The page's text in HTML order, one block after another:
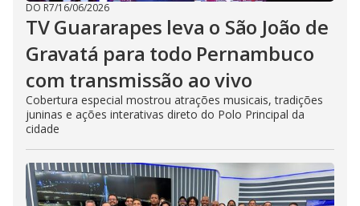
DO R7/16/06/2026
TV Guararapes leva o São João de
Gravatá para todo Pernambuco
com transmissão ao vivo
Cobertura especial mostrou atrações musicais, tradições
juninas e ações interativas direto do Polo Principal da
cidade